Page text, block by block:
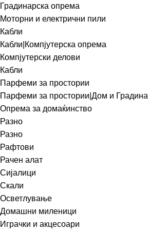
Градинарска опрема
Моторни и електрични пили
Кабли
Кабли|Компјутерска опрема
Компјутерски делови
Кабли
Парфеми за простории
Парфеми за простории|Дом и Градина
Опрема за домаќинство
Разно
Разно
Рафтови
Рачен алат
Сијалици
Скали
Осветлување
Домашни миленици
Играчки и акцесоари